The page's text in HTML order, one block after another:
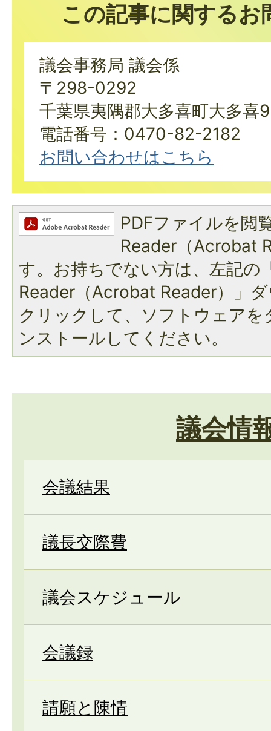
この記事に関するお
議会事務局 議会係
〒298-0292
千葉県夷隅郡大多喜町大多喜
電話番号：0470-82-2182
お問い合わせはこちら
PDFファイルを閲
Reader（Acrobat
す。お持ちでない方は、左記の
Reader（Acrobat Reader）」
クリックして、ソフトウェア
ンストールしてください。
議会情
会議結果
議長交際費
議会スケジュール
会議録
請願と陳情